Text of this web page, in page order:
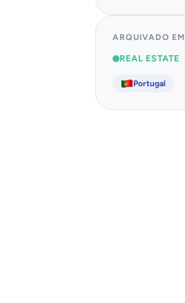
ARQUIVADO EM
REAL ESTATE
Portugal